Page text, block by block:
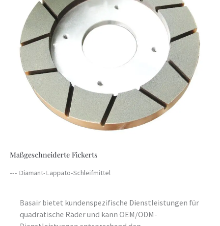
Maßgeschneiderte Fickerts
--- Diamant-Lappato-Schleifmittel
Basair bietet kundenspezifische Dienstleistungen für
quadratische Räder und kann OEM/ODM-